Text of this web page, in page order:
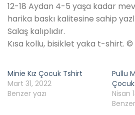
12-18 Aydan 4-5 yaşa kadar
harika baskı kalitesine sahip
Salaş kalıplıdır.
Kısa kollu, bisiklet yaka t-shirt. ©
Minie Kız Çocuk Tshirt
Mart 31, 2022
Benzer yazı
Pullu
Nisan